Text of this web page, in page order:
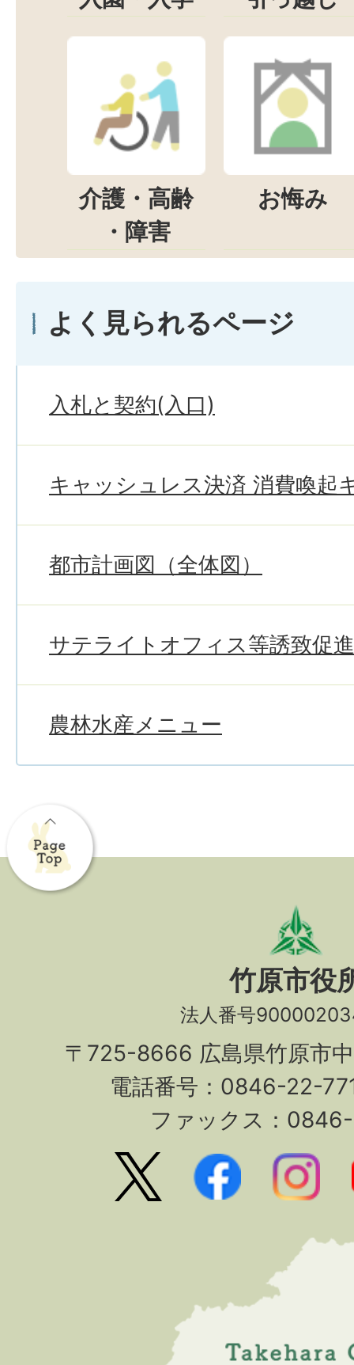
介護・高齢
・障害
お悔み
よく見られるページ
入札と契約(入口)
キャッシュレス決済 消費喚起
都市計画図（全体図）
サテライトオフィス等誘致促
農林水産メニュー
竹原市役
法人番号
〒725-8666 広島県竹原市
電話番号：0846-22-
ファックス：